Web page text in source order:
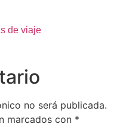
de viaje
no será publicada.
marcados con *